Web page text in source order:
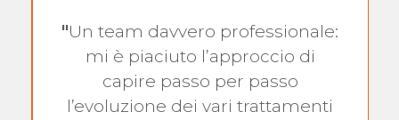
"Un team davvero professionale:
mi è piaciuto l’approccio di
capire passo per passo
l’evoluzione dei vari trattamenti